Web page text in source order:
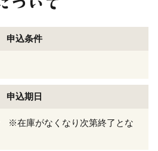
申込条件
申込期日
※在庫がなくなり次第終了とな